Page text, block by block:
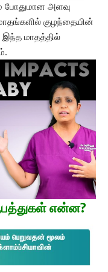
போதுமான அளவு
குழந்தையின்
மாதத்தில்
என்ன?